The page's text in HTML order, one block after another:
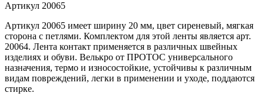
Артикул 20065
Артикул 20065 имеет ширину 20 мм, цвет сиреневый, мягкая
сторона с петлями. Комплектом для этой ленты является арт.
20064. Лента контакт применяется в различных швейных
изделиях и обуви. Велькро от ПРОТОС универсального
назначения, термо и износостойкие, устойчивы к различным
видам повреждений, легки в применении и уходе, поддаются
стирке.